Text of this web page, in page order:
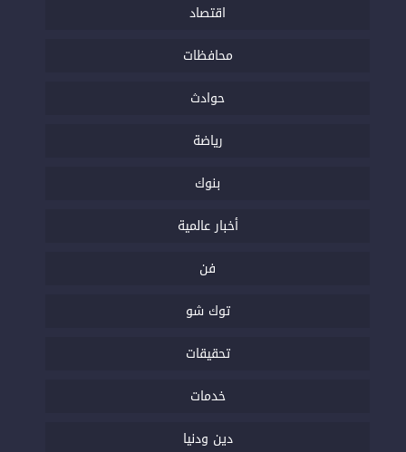
اقتصاد
محافظات
حوادث
رياضة
بنوك
أخبار عالمية
فن
توك شو
تحقيقات
خدمات
دين ودنيا